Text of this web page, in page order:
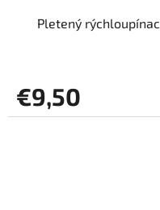
Pletený
€9,50